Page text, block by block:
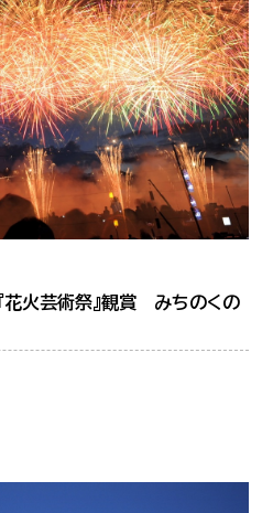
火芸術祭』観賞 みちのくの